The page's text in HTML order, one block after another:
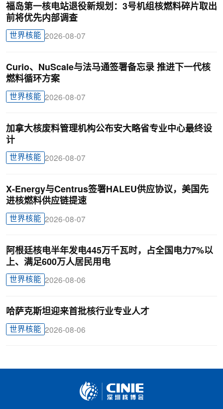
福岛第一核电站退役新规划：3号机组核燃料碎片取出
前将优先内部调查
世界核能 2026-08-07
Curio、NuScale与法马通签署备忘录 推进下一代核
燃料循环方案
世界核能 2026-08-07
加拿大核废料管理机构公布安大略省专业中心最终设
计
世界核能 2026-08-07
X-Energy与Centrus签署HALEU供应协议，美国先
进核燃料供应链提速
世界核能 2026-08-07
阿根廷核电半年发电445万千瓦时，占全国电力7%以
上、满足600万人居民用电
世界核能 2026-08-06
哈萨克斯坦迎来首批核行业专业人才
世界核能 2026-08-06